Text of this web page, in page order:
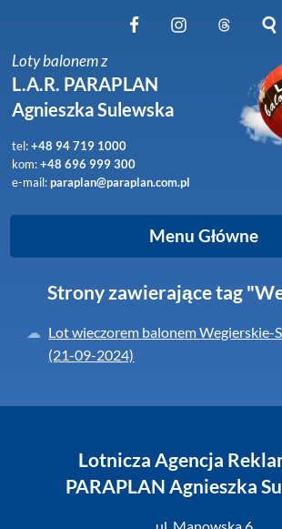
Obserwuj nas na
Obserwuj
Loty balonem z
L.A.R. PARAPLAN
Agnieszka Sulewska
tel:+48 94 719 1000
kom:+48 696 999 300
e-mail:paraplan@paraplan.com.pl
Menu Główne
Strony zawierające tag
Lot wieczorem balonem Wegierskie-
(21-09-2024)
Lotnicza Agencja
PARAPLAN Agnieszka
ul. Manowska 6